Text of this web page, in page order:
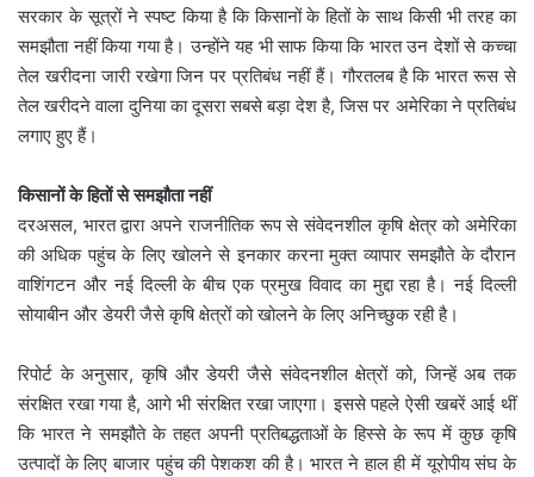
सरकार के सूत्रों ने स्पष्ट किया है कि किसानों के हितों के साथ किसी भी तरह का
समझौता नहीं किया गया है। उन्होंने यह भी साफ किया कि भारत उन देशों से कच्चा
तेल खरीदना जारी रखेगा जिन पर प्रतिबंध नहीं हैं। गौरतलब है कि भारत रूस से
तेल खरीदने वाला दुनिया का दूसरा सबसे बड़ा देश है, जिस पर अमेरिका ने प्रतिबंध
लगाए हुए हैं।
किसानों के हितों से समझौता नहीं
दरअसल, भारत द्वारा अपने राजनीतिक रूप से संवेदनशील कृषि क्षेत्र को अमेरिका
की अधिक पहुंच के लिए खोलने से इनकार करना मुक्त व्यापार समझौते के दौरान
वाशिंगटन और नई दिल्ली के बीच एक प्रमुख विवाद का मुद्दा रहा है। नई दिल्ली
सोयाबीन और डेयरी जैसे कृषि क्षेत्रों को खोलने के लिए अनिच्छुक रही है।
रिपोर्ट के अनुसार, कृषि और डेयरी जैसे संवेदनशील क्षेत्रों को, जिन्हें अब तक
संरक्षित रखा गया है, आगे भी संरक्षित रखा जाएगा। इससे पहले ऐसी खबरें आई थीं
कि भारत ने समझौते के तहत अपनी प्रतिबद्धताओं के हिस्से के रूप में कुछ कृषि
उत्पादों के लिए बाजार पहुंच की पेशकश की है। भारत ने हाल ही में यूरोपीय संघ के